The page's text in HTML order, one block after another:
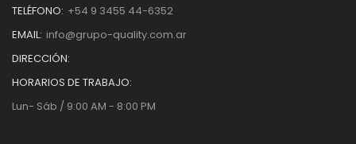
TELÉFONO: +54 9 3455 44-6352
EMAIL: info@grupo-quality.com.ar
DIRECCIÓN:
HORARIOS DE TRABAJO:
Lun- Sáb / 9:00 AM - 8:00 PM